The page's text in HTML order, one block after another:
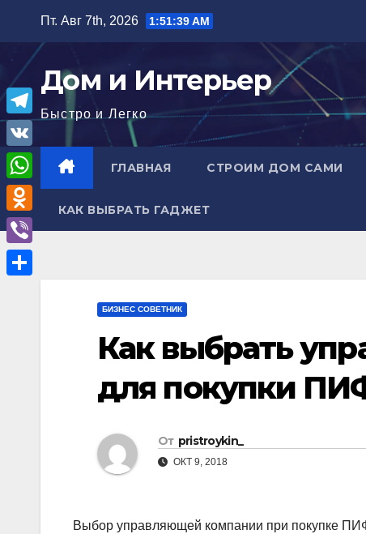
содержимому
Пт. Авг 7th, 2026 1:51:40 AM
Дом и Интерьер
Быстро и Легко
ГЛАВНАЯ СТРОИМ ДОМ САМИ
КАК ВЫБРАТЬ ГАДЖЕТ
БИЗНЕС СОВЕТНИК
Как выбрать
для покупки
От pristroykin_
ОКТ 9, 2018
Выбор управляющей компании при покупке
T
e
l
e
g
r
V
K
W
h
a
O
d
n
V